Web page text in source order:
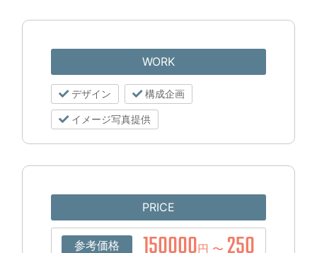
WORK
デザイン 構成企画
イメージ写真提供
PRICE
参考価格 円 〜